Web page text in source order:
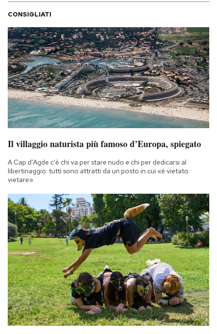
CONSIGLIATI
Il villaggio naturista più famoso d’Europa, spiegato
A Cap d'Agde c'è chi va per stare nudo e chi per dedicarsi al
libertinaggio: tutti sono attratti da un posto in cui «è vietato
vietare»